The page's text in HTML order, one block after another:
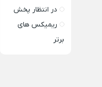
در انتظار پخش
ریمیکس های
برتر